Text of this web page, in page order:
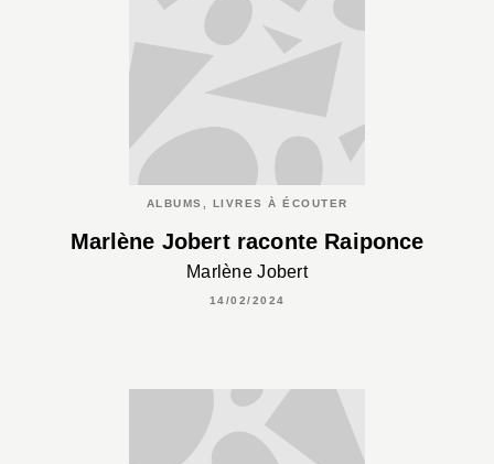
ALBUMS, LIVRES À ÉCOUTER
Marlène Jobert raconte Raiponce
Marlène Jobert
14/02/2024